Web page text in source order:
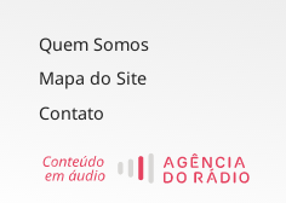
Quem Somos
Mapa do Site
Contato